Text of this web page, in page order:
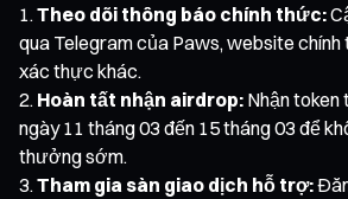
Theo dõi thông báo chính thức:
qua Telegram của Paws, website
xác thực khác.
Hoàn tất nhận airdrop: Nhận
ngày 11 tháng 03 đến 15 tháng 03 để
thưởng sớm.
Tham gia sàn giao dịch hỗ trợ: